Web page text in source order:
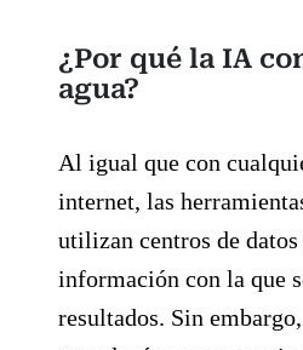
¿Por qué la IA
agua?
Al igual que con
internet, las
utilizan centros de datos
información con la que
resultados. Sin